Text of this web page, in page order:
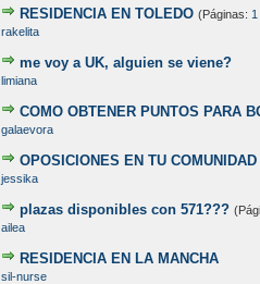
RESIDENCIA EN TOLEDO (Páginas: 1
rakelita
0 voto(s) - Media 0 de 5
12345
me voy a UK, alguien se viene?
limiana
0 voto(s) - Media 0 de 5
1234 5
COMO OBTENER PUNTOS PARA
galaevora
0 voto(s) - Media 0 de 5
1 2 345
OPOSICIONES EN TU COMUNIDAD
jessika
0 voto(s) - Media 0 de 5
12 3 45
plazas disponibles con 571???
ailea
0 voto(s) - Media 0 de 5
12 345
RESIDENCIA EN LA MANCHA
sil-nurse
0 voto(s) - Media 0 de 5
123 45